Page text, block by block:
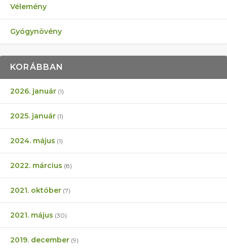
Vélemény
Gyógynövény
KORÁBBAN
2026. január (1)
2025. január (1)
2024. május (1)
2022. március (8)
2021. október (7)
2021. május (30)
2019. december (9)